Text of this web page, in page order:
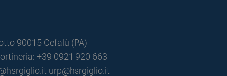
90015 Cefalù (PA)
+39 0921 920 663
urp@hsrgiglio.it